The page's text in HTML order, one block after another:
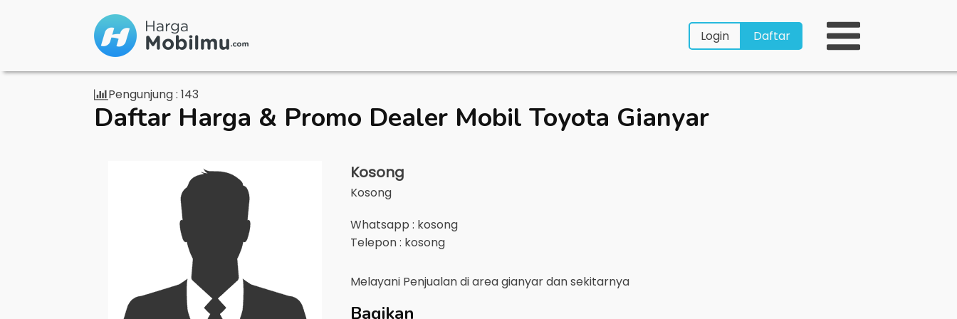
Login Daftar
Pengunjung : 143
Daftar Harga & Promo Dealer Mobil Toyota Gianyar
Kosong
Kosong
Whatsapp : kosong
Telepon : kosong
Melayani Penjualan di areagianyardan sekitarnya
Bagikan